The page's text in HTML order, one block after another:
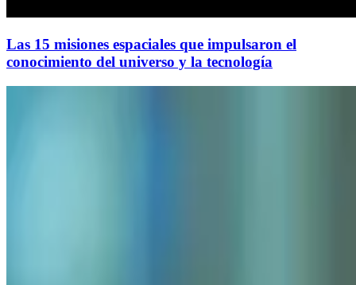
Las 15 misiones espaciales que impulsaron el
conocimiento del universo y la tecnología